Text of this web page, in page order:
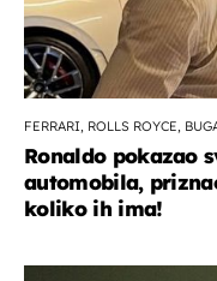
FERRARI, ROLLS ROYCE,
Ronaldo pokazao
automobila,
koliko ih ima!